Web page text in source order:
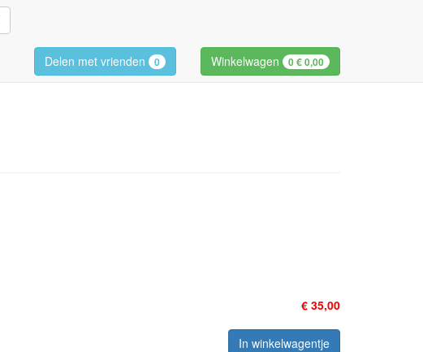
Delen met vrienden 0 Winkelwagen 0€ 0,00
€ 35,00
In winkelwagentje